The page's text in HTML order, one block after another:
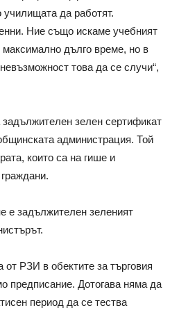
да работят.
Ние също искаме учебният
дълго време, но в
това да се случи“,
зелен сертификат
администрация. Той
които са на гише и
е задължителен зеленият
РЗИ в обектите за търговия
предписание. Дотогава няма да
период да се тества